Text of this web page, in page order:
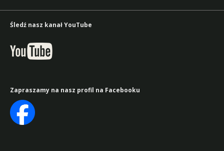
Śledź nasz kanał YouTube
Zapraszamy na nasz profil na Facebooku